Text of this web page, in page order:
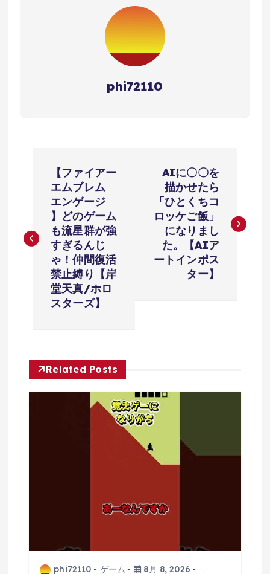
phi72110
ビ
ョ
ン
【ファイアー
エムブレム
エンゲージ
】どのゲーム
も流星群が強
すぎるんじ
ゃ！仲間復活
禁止縛り【岸
堂天真/ホロ
スターズ】
AIに〇〇を
描かせたら
「ひとくちコ
ロッケご飯」
になりまし
た。【AIア
ートインポス
ター】
Related Posts
phi72110 ゲーム 8月 8, 2026